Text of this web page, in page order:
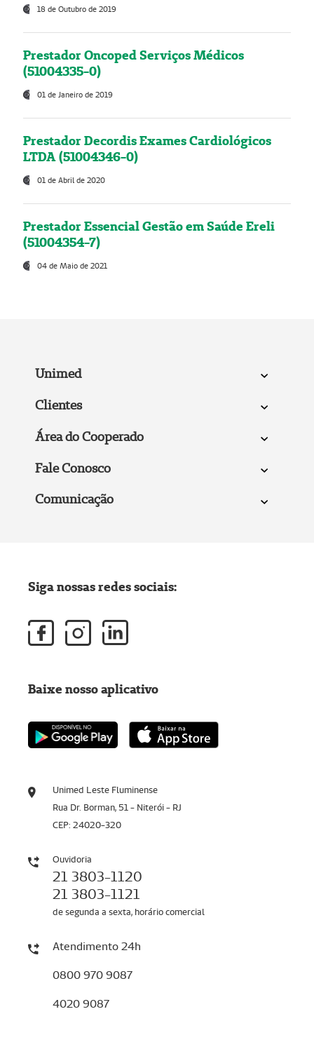
18 de Outubro de 2019
Prestador Oncoped Serviços Médicos
(51004335-0)
01 de Janeiro de 2019
Prestador Decordis Exames Cardiológicos
LTDA (51004346-0)
01 de Abril de 2020
Prestador Essencial Gestão em Saúde Ereli
(51004354-7)
04 de Maio de 2021
Unimed
Clientes
Área do Cooperado
Fale Conosco
Comunicação
Unimed Leste Fluminense
Rua Dr. Borman, 51 - Niterói - RJ
CEP: 24020-320
Ouvidoria
21 3803-1120
21 3803-1121
de segunda a sexta, horário comercial
Atendimento 24h
0800 970 9087
4020 9087
Siga nossas redes sociais:
Baixe nosso aplicativo